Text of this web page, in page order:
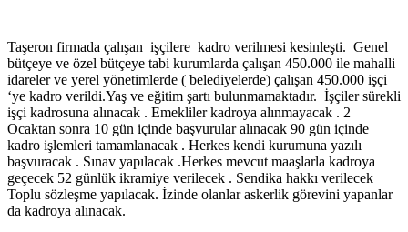
Taşeron firmada çalışan işçilere kadro verilmesi kesinleşti. Genel
bütçeye ve özel bütçeye tabi kurumlarda çalışan 450.000 ile mahalli
idareler ve yerel yönetimlerde ( belediyelerde) çalışan 450.000 işçi
‘ye kadro verildi.Yaş ve eğitim şartı bulunmamaktadır. İşçiler sürekli
işçi kadrosuna alınacak . Emekliler kadroya alınmayacak . 2
Ocaktan sonra 10 gün içinde başvurular alınacak 90 gün içinde
kadro işlemleri tamamlanacak . Herkes kendi kurumuna yazılı
başvuracak . Sınav yapılacak .Herkes mevcut maaşlarla kadroya
geçecek 52 günlük ikramiye verilecek . Sendika hakkı verilecek
Toplu sözleşme yapılacak. İzinde olanlar askerlik görevini yapanlar
da kadroya alınacak.